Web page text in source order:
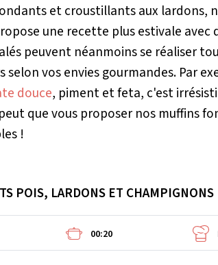
et croustillants aux lardons,
une recette plus estivale avec
peuvent néanmoins se réaliser
vos envies gourmandes. Par
douce, piment et feta, c'est
que vous proposer nos muffins
!
POIS, LARDONS ET CHAMPIGNONS
00:20